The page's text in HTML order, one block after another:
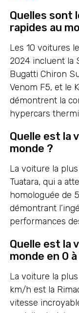
Quelles sont
rapides au
Les 10 voitures
2024 incluent la
Bugatti Chiron
Venom F5, et le
démontrent la
hypercars
Quelle est la
monde ?
La voiture la
Tuatara, qui a
homologuée de
démontrant
performances
Quelle est la
monde en 0
La voiture la
km/h est la
vitesse